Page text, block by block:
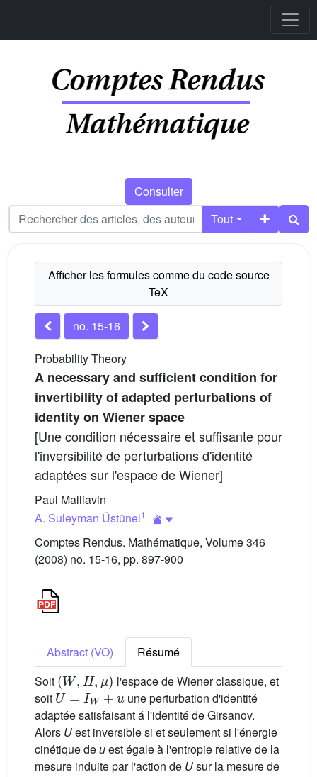
Consulter
Tout
no. 15-16
Probability Theory
A necessary and sufficient condition for
invertibility of adapted perturbations of
identity on Wiener space
[Une condition nécessaire et suffisante pour
l'inversibilité de perturbations d'identité
adaptées sur l'espace de Wiener]
Paul Malliavin
A. Suleyman Üstünel1
Comptes Rendus. Mathématique, Volume 346
(2008) no. 15-16, pp. 897-900
Abstract (VO)
Résumé
Soit
(W,H,μ)
l'espace de Wiener classique, et
soit
U= W+u
une perturbation d'identité
adaptée satisfaisant á l'identité de Girsanov.
Alors Uest inversible si et seulement si l'énergie
cinétique deuest égale à l'entropie relative de la
mesure induite par l'action de Usur la mesure de